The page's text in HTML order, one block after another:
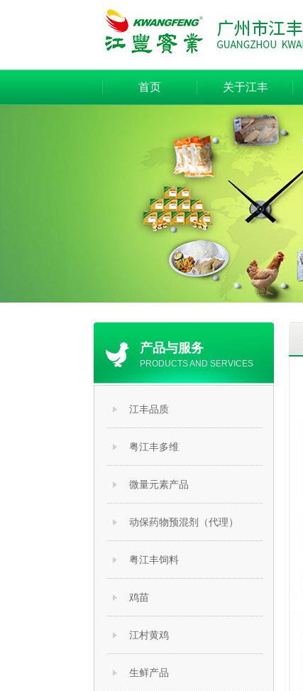
首页 关于江丰
产品与服务
PRODUCTS AND SERVICES
江丰品质
粤江丰多维
微量元素产品
动保药物预混剂（代理）
粤江丰饲料
鸡苗
江村黄鸡
生鲜产品